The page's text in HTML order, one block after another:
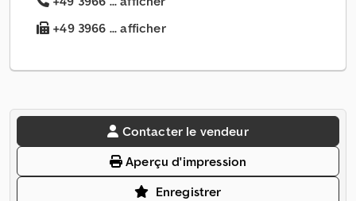
+49 3966 ... afficher
Contacter le vendeur
Aperçu d'impression
Enregistrer